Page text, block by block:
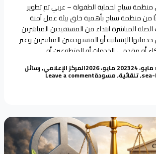
سياج لحماية الطفولة – عربي تم تطوير
من منظمة سياج بأهمية خلق بيئة عمل آمنة
المباشرة ابتداء من المستفيدين المباشرين
الإنسانية أو المستهدفين المباشرين وغير
أو مقدمي الخدمات أو المتطوعين أو
أعلى هرم المسئولية
24 مايو، 2026 Posted in
المركز الإعلامي,رسائل
,تلقائية,مسودةLeave a commenton سياسة الصون